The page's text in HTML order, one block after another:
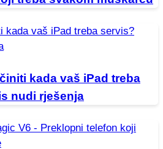
kada vaš iPad treba
nudi rješenja